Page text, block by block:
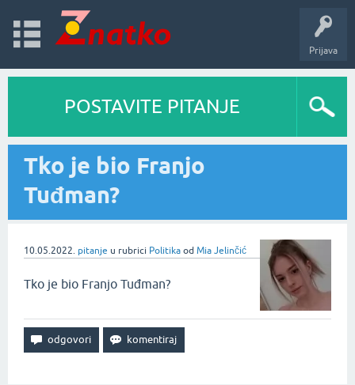
Prijava
POSTAVITE PITANJE
Tko je bio Franjo
Tuđman?
10.05.2022. pitanje u rubrici Politika od Mia Jelinčić
Tko je bio Franjo Tuđman?